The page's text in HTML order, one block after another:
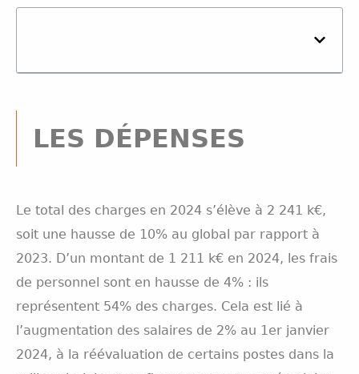
LES DÉPENSES
Le total des charges en 2024 s’élève à 2 241 k€,
soit une hausse de 10% au global par rapport à
2023. D’un montant de 1 211 k€ en 2024, les frais
de personnel sont en hausse de 4% : ils
représentent 54% des charges. Cela est lié à
l’augmentation des salaires de 2% au 1er janvier
2024, à la réévaluation de certains postes dans la